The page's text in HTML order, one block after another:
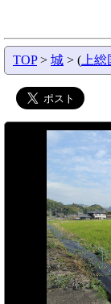
TOP> 城 > ( 上総